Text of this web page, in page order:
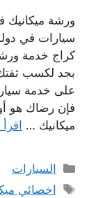
ورشة
سيارات في
كراج خدمة
بجد لكسب ثقتك
على خدمة
فإن رضاك ​​هو
ميكانيك …
التصنيفات
السيارات
الوسوم
اخصائي